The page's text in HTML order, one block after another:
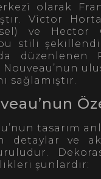
olarak
Victor
ve Hector
stili
düzenlenen
sağlamıştır.
tasarım
detaylar ve
şunlardır: